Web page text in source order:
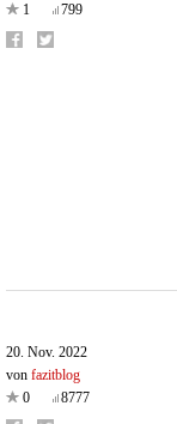
1
799
20. Nov. 2022
von fazitblog
0
8777